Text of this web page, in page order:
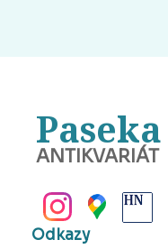
Paseka
ANTIKVARIÁT
Odkazy